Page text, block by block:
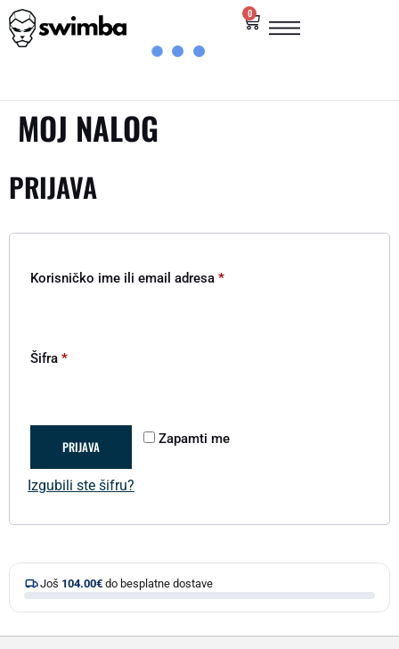
0
MOJ NALOG
PRIJAVA
Korisničko ime ili email adresa *
Šifra *
Zapamti me
PRIJAVA
Izgubili ste šifru?
Još 104.00€ do besplatne dostave